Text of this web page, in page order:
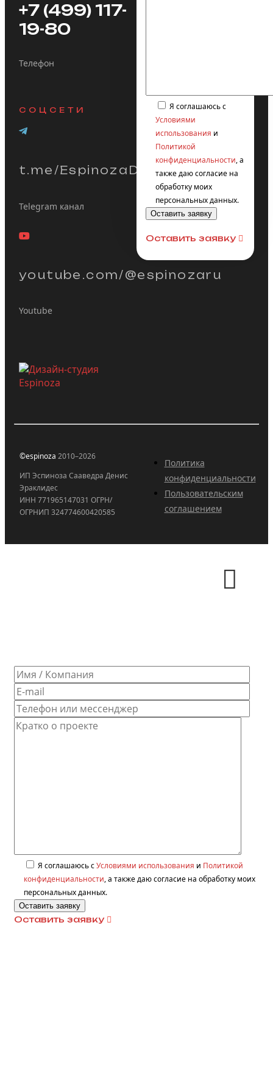
+7 (499) 117-
19-80
Телефон
СОЦСЕТИ
t.me/EspinozaDesign
Telegram канал
youtube.com/@espinozaru
Youtube
Я соглашаюсь с
Условиями
использования и
Политикой
конфиденциальности, а
также даю согласие на
обработку моих
персональных данных.
Оставить заявку
©espinoza 2010–2026
ИП Эспиноза Сааведра Денис
Эраклидес
ИНН 771965147031 ОГРН/
ОГРНИП 324774600420585
Политика
конфиденциальности
Пользовательским
соглашением
Я соглашаюсь сУсловиями использования и Политикой
конфиденциальности, а также даю согласие на обработку моих
персональных данных.
Оставить заявку